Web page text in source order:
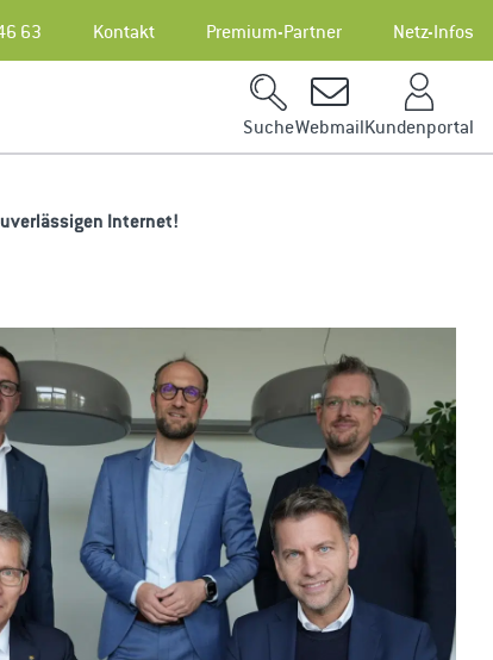
63 Kontakt Premium-Partner Netz-Infos
SucheWebmailKundenportal
Internet!